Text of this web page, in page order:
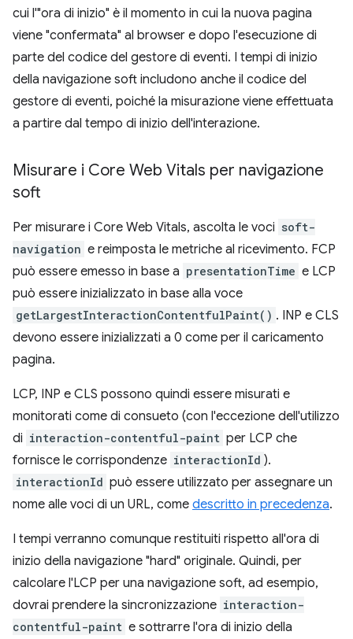
cui l'"ora di inizio" è il momento in cui la nuova pagina
viene "confermata" al browser e dopo l'esecuzione di
parte del codice del gestore di eventi. I tempi di inizio
della navigazione soft includono anche il codice del
gestore di eventi, poiché la misurazione viene effettuata
a partire dal tempo di inizio dell'interazione.
Misurare i Core Web Vitals per navigazione
soft
Per misurare i Core Web Vitals, ascolta le voci soft-
navigation e reimposta le metriche al ricevimento. FCP
può essere emesso in base a presentationTime e LCP
può essere inizializzato in base alla voce
getLargestInteractionContentfulPaint() . INP e CLS
devono essere inizializzati a 0 come per il caricamento
pagina.
LCP, INP e CLS possono quindi essere misurati e
monitorati come di consueto (con l'eccezione dell'utilizzo
di interaction-contentful-paint per LCP che
fornisce le corrispondenze interactionId ).
interactionId può essere utilizzato per assegnare un
nome alle voci di un URL, come descritto in precedenza.
I tempi verranno comunque restituiti rispetto all'ora di
inizio della navigazione "hard" originale. Quindi, per
calcolare l'LCP per una navigazione soft, ad esempio,
dovrai prendere la sincronizzazione interaction-
contentful-paint e sottrarre l'ora di inizio della